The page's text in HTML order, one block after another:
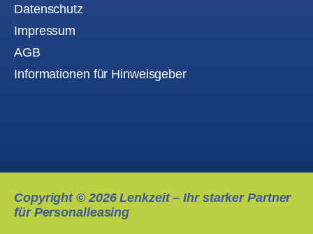
Datenschutz
Impressum
AGB
Informationen für Hinweisgeber
Copyright © 2026Lenkzeit – Ihr starker Partner
für Personalleasing